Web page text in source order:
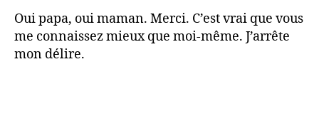
Oui papa, oui maman. Merci. C’est vrai que vous
me connaissez mieux que moi-même. J’arrête
mon délire.